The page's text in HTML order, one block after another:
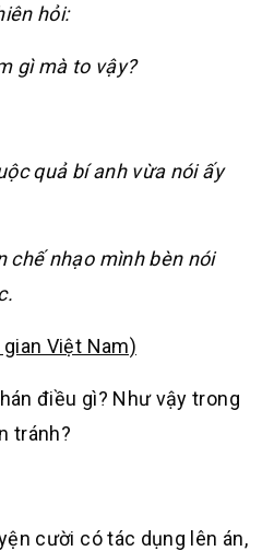
hỏi:
gì mà to vậy?
quả bí anh vừa nói ấy
chế nhạo mình bèn nói
Việt Nam)
điều gì? Như vậy trong
tránh?
cười có tác dụng lên án,